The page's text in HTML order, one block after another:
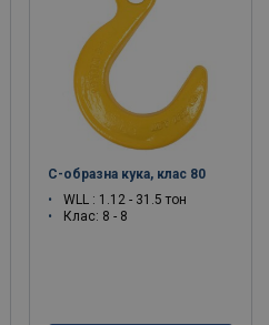
С-образна кука, клас 80
WLL : 1.12 - 31.5 тон
Клас: 8 - 8